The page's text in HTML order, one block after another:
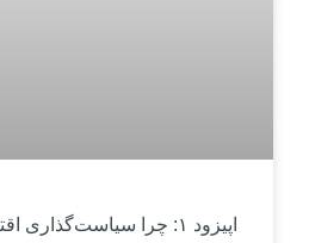
اپیزود ۱: چرا سیاست‌گذاری